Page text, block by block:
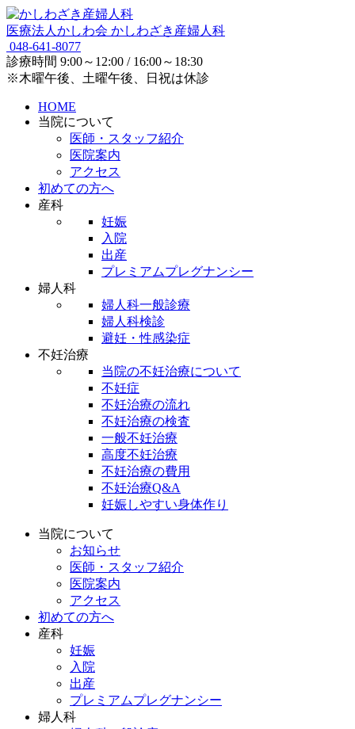
医療法人かしわ会 かしわざき産婦人科
048-641-8077
診療時間 9:00～12:00 / 16:00～18:30
※木曜午後、土曜午後、日祝は休診
HOME
当院について
医師・スタッフ紹介
医院案内
アクセス
初めての方へ
産科
妊娠
入院
出産
プレミアムプレグナンシー
婦人科
婦人科一般診療
婦人科検診
避妊・性感染症
不妊治療
当院の不妊治療について
不妊症
不妊治療の流れ
不妊治療の検査
一般不妊治療
高度不妊治療
不妊治療の費用
不妊治療Q&A
妊娠しやすい身体作り
当院について
お知らせ
医師・スタッフ紹介
医院案内
アクセス
初めての方へ
産科
妊娠
入院
出産
プレミアムプレグナンシー
婦人科